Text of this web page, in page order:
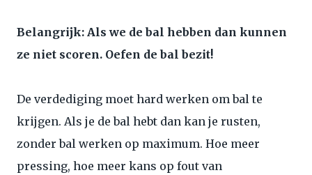
Belangrijk: Als we de bal hebben dan kunnen
ze niet scoren. Oefen de bal bezit!
De verdediging moet hard werken om bal te
krijgen. Als je de bal hebt dan kan je rusten,
zonder bal werken op maximum. Hoe meer
pressing, hoe meer kans op fout van